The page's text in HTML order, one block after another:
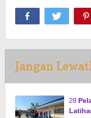
Jangan
28